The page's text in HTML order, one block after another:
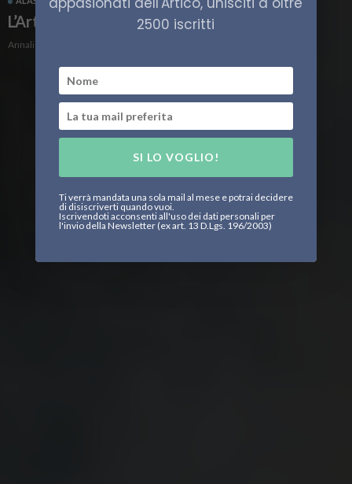
L’Artico tra fiamme e fumo
Annalisa Gozzi
2500 iscritti
SI LO VOGLIO!
Ti verrà mandata una sola mail al mese e potrai decidere
di disiscriverti quando vuoi.
Iscrivendoti acconsenti all'uso dei dati personali per
l'invio della Newsletter (ex art. 13 D.Lgs. 196/2003)